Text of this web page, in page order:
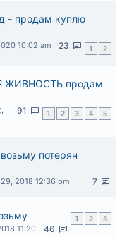
- продам куплю
1 2
23
10:02 am
ЖИВНОСТЬ продам
1 2 3 4 5
91
потерян
7
2018 12:36 pm
1 2 3
46
11:20